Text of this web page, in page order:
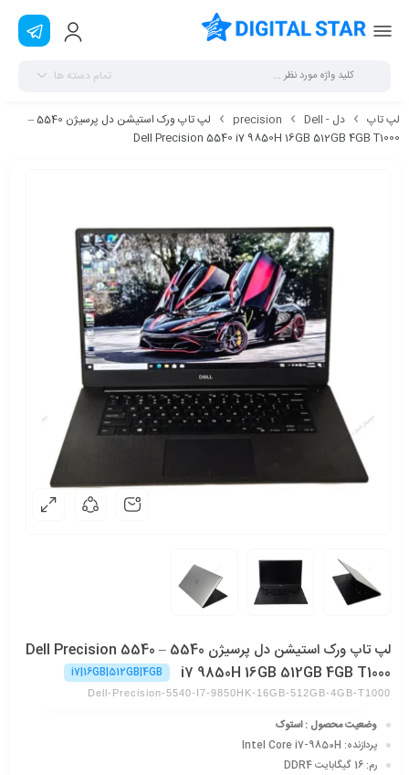
تمام دسته ها
لپ تاپ دل - Dell precision
لپ تاپ ورک استیشن دل پرسیژن 5540 –
Dell Precision 5540 i7 9850H 16GB 512GB 4GB T1000
لپ تاپ ورک استیشن دل پرسیژن 5540 – Dell Precision 5540
i7 9850H 16GB 512GB 4GB T1000
i7|16GB|512GB|4GB
Dell-Precision-5540-I7-9850HK-16GB-512GB-4GB-T1000
وضعیت محصول : استوک
پردازنده: Intel Core i7-9850H
رم: 16 گیگابایت DDR4